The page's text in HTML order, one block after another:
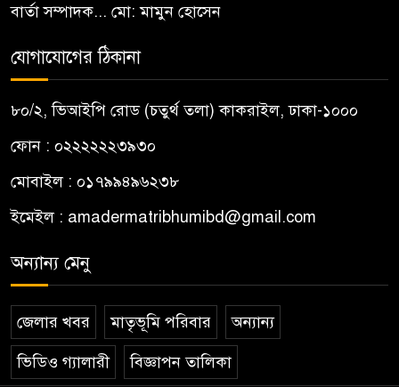
বার্তা সম্পাদক... মো: মামুন হোসেন
যোগাযোগের ঠিকানা
৮০/২, ভিআইপি রোড (চতুর্থ তলা) কাকরাইল, ঢাকা-১০০০
ফোন : ০২২২২২২৩৯৩০
মোবাইল : ০১৭৯৯৪৯৬২৩৮
ইমেইল : amadermatribhumibd@gmail.com
অন্যান্য মেনু
জেলার খবর মাতৃভূমি পরিবার অন্যান্য
ভিডিও গ্যালারী বিজ্ঞাপন তালিকা